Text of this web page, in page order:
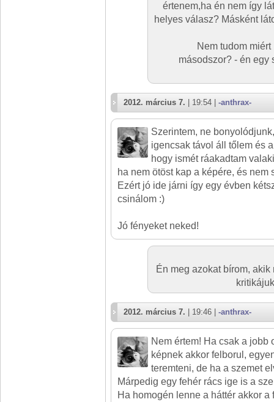
értenem,ha én nem így
helyes válasz? Másként
Nem tudom
másodszor? - én egy
2012. március 7. | 19:54 | -anthrax-
Szerintem, ne
igencsak távol áll tőlem és
hogy ismét ráakadtam
ha nem ötöst kap a képére, és nem
Ezért jó ide járni így egy évben
csinálom :)
Jó fényeket neked!
Én meg azokat bírom,
2012. március 7. | 19:46 | -anthrax-
Nem értem! Ha csak a jobb
képnek akkor felborul,
teremteni, de ha a szemet
Márpedig egy fehér rács ige is a
Ha homogén lenne a háttér akkor a